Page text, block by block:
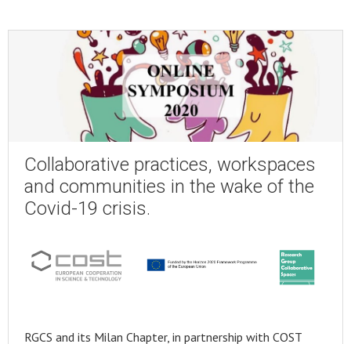
Collaborative practices, workspaces
and communities in the wake of the
Covid-19 crisis.
RGCS and its Milan Chapter, in partnership with COST